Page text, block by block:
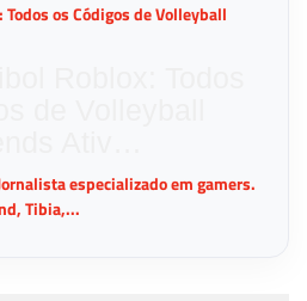
especializado em gamers.
Tibia,...